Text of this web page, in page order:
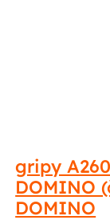
gripy
DOMINO
DOMINO